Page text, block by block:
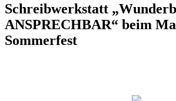
Schreibwerkstatt
ANSPRECHBAR“ beim
Sommerfest